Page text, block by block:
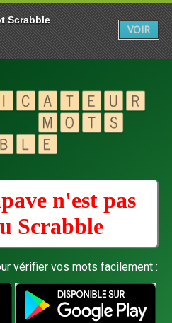
n'est pas
Scrabble
vérifier vos mots facilement :
Scrabble
VOIR